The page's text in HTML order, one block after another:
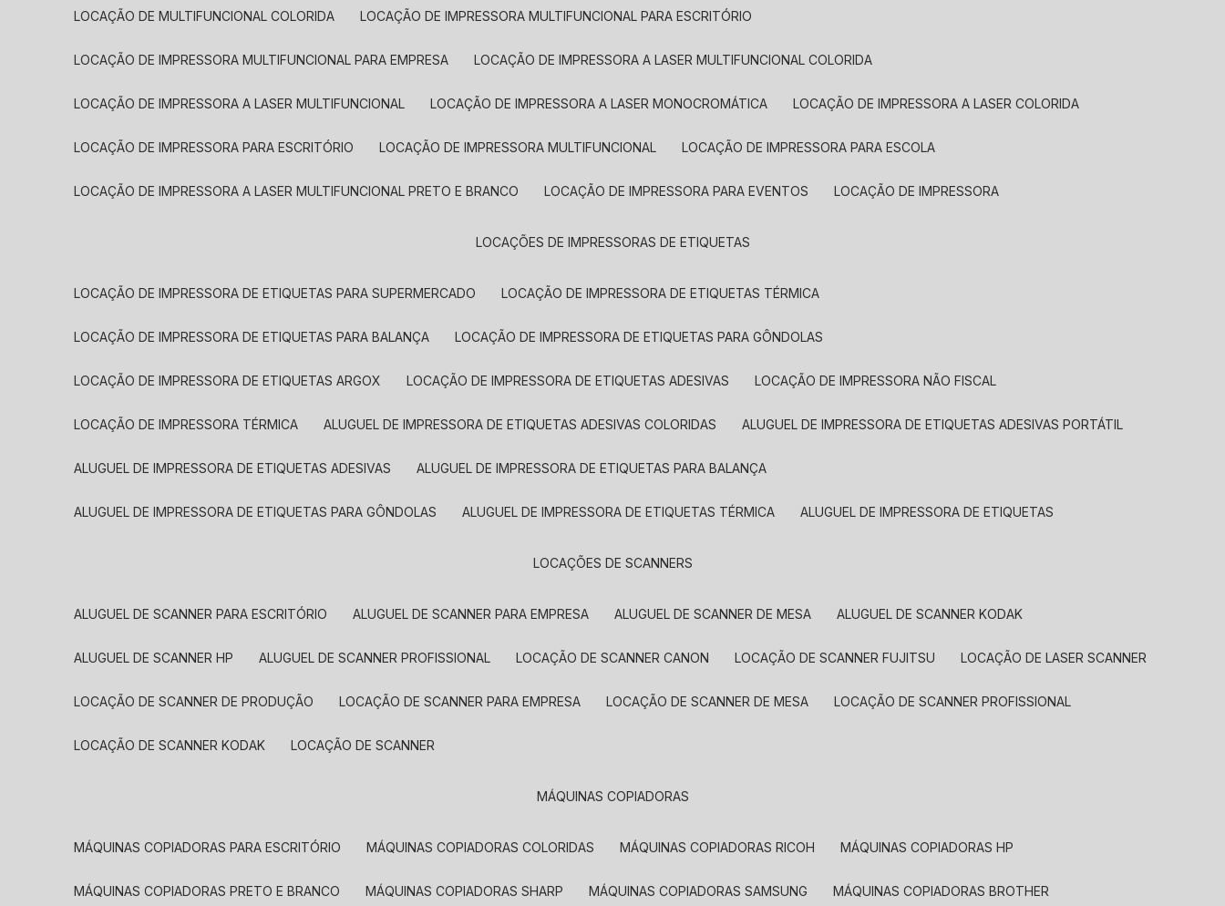
LOCAÇÃO DE MULTIFUNCIONAL COLORIDA LOCAÇÃO DE IMPRESSORA MULTIFUNCIONAL PARA ESCRITÓRIO
LOCAÇÃO DE IMPRESSORA MULTIFUNCIONAL PARA EMPRESA LOCAÇÃO DE IMPRESSORA A LASER MULTIFUNCIONAL COLORIDA
LOCAÇÃO DE IMPRESSORA A LASER MULTIFUNCIONAL LOCAÇÃO DE IMPRESSORA A LASER MONOCROMÁTICA LOCAÇÃO DE IMPRESSORA A LASER COLORIDA
LOCAÇÃO DE IMPRESSORA PARA ESCRITÓRIO LOCAÇÃO DE IMPRESSORA MULTIFUNCIONAL LOCAÇÃO DE IMPRESSORA PARA ESCOLA
LOCAÇÃO DE IMPRESSORA A LASER MULTIFUNCIONAL PRETO E BRANCO LOCAÇÃO DE IMPRESSORA PARA EVENTOS LOCAÇÃO DE IMPRESSORA
LOCAÇÕES DE IMPRESSORAS DE ETIQUETAS
LOCAÇÃO DE IMPRESSORA DE ETIQUETAS PARA SUPERMERCADO LOCAÇÃO DE IMPRESSORA DE ETIQUETAS TÉRMICA
LOCAÇÃO DE IMPRESSORA DE ETIQUETAS PARA BALANÇA LOCAÇÃO DE IMPRESSORA DE ETIQUETAS PARA GÔNDOLAS
LOCAÇÃO DE IMPRESSORA DE ETIQUETAS ARGOX LOCAÇÃO DE IMPRESSORA DE ETIQUETAS ADESIVAS LOCAÇÃO DE IMPRESSORA NÃO FISCAL
LOCAÇÃO DE IMPRESSORA TÉRMICA ALUGUEL DE IMPRESSORA DE ETIQUETAS ADESIVAS COLORIDAS ALUGUEL DE IMPRESSORA DE ETIQUETAS ADESIVAS PORTÁTIL
ALUGUEL DE IMPRESSORA DE ETIQUETAS ADESIVAS ALUGUEL DE IMPRESSORA DE ETIQUETAS PARA BALANÇA
ALUGUEL DE IMPRESSORA DE ETIQUETAS PARA GÔNDOLAS ALUGUEL DE IMPRESSORA DE ETIQUETAS TÉRMICA ALUGUEL DE IMPRESSORA DE ETIQUETAS
LOCAÇÕES DE SCANNERS
ALUGUEL DE SCANNER PARA ESCRITÓRIO ALUGUEL DE SCANNER PARA EMPRESA ALUGUEL DE SCANNER DE MESA ALUGUEL DE SCANNER KODAK
ALUGUEL DE SCANNER HP ALUGUEL DE SCANNER PROFISSIONAL LOCAÇÃO DE SCANNER CANON LOCAÇÃO DE SCANNER FUJITSU LOCAÇÃO DE LASER SCANNER
LOCAÇÃO DE SCANNER DE PRODUÇÃO LOCAÇÃO DE SCANNER PARA EMPRESA LOCAÇÃO DE SCANNER DE MESA LOCAÇÃO DE SCANNER PROFISSIONAL
LOCAÇÃO DE SCANNER KODAK LOCAÇÃO DE SCANNER
MÁQUINAS COPIADORAS
MÁQUINAS COPIADORAS PARA ESCRITÓRIO MÁQUINAS COPIADORAS COLORIDAS MÁQUINAS COPIADORAS RICOH MÁQUINAS COPIADORAS HP
MÁQUINAS COPIADORAS PRETO E BRANCO MÁQUINAS COPIADORAS SHARP MÁQUINAS COPIADORAS SAMSUNG MÁQUINAS COPIADORAS BROTHER